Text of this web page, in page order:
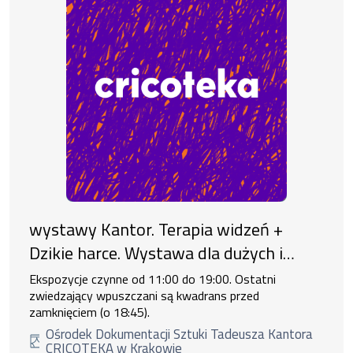
wystawy Kantor. Terapia widzeń +
Dzikie harce. Wystawa dla dużych i
małych
Ekspozycje czynne od 11:00 do 19:00. Ostatni
zwiedzający wpuszczani są kwadrans przed
zamknięciem (o 18:45).
Ośrodek Dokumentacji Sztuki Tadeusza Kantora
CRICOTEKA w Krakowie